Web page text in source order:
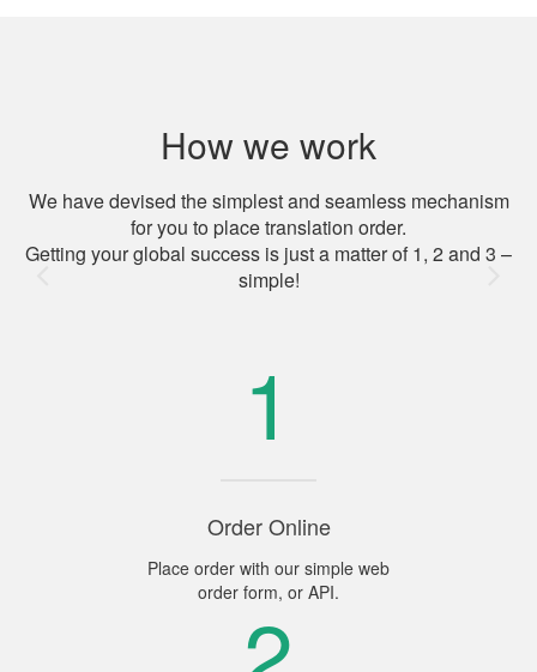
How we work
We have devised the simplest and seamless mechanism
for you to place translation order.
Getting your global success is just a matter of 1, 2 and 3 –
simple!
1
Order Online
Place order with our simple web
order form, or API.